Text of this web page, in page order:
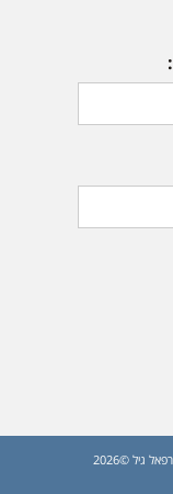
כל הזכויות שמורות לאיגוד המהנדסים והמהנדס רפאל גיל ©2026